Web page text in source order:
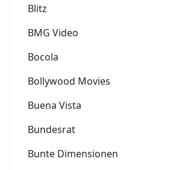
Blitz
BMG Video
Bocola
Bollywood Movies
Buena Vista
Bundesrat
Bunte Dimensionen